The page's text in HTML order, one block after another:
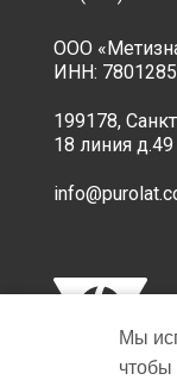
ООО
ИНН:
199178,
18 линия д.49
Мы
чтобы